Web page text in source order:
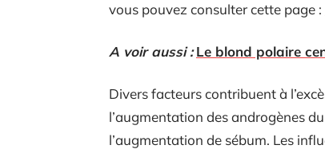
vous pouvez consulter cette page :
A voir aussi : Le blond polaire
Divers facteurs contribuent à
l’augmentation des androgènes
l’augmentation de sébum. Les